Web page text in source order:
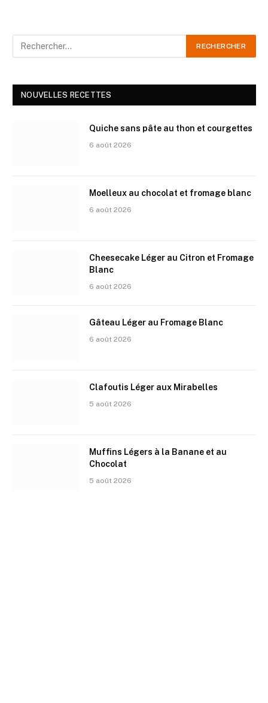
NOUVELLES RECETTES
Quiche sans pâte au thon et courgettes
6 août 2026
Moelleux au chocolat et fromage blanc
6 août 2026
Cheesecake Léger au Citron et Fromage
Blanc
6 août 2026
Gâteau Léger au Fromage Blanc
6 août 2026
Clafoutis Léger aux Mirabelles
5 août 2026
Muffins Légers à la Banane et au
Chocolat
5 août 2026